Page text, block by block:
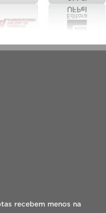
recebem menos na